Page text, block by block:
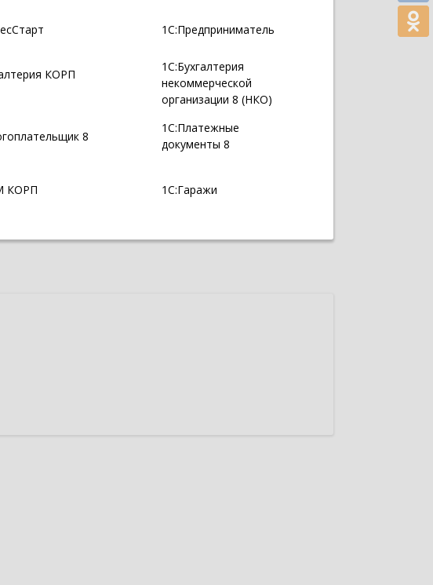
1С:Предприниматель
КОРП
1С:Бухгалтерия
некоммерческой
организации 8 (НКО)
8
1С:Платежные
документы 8
КОРП 1С:Гаражи